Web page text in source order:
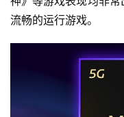
流畅的运行游戏。